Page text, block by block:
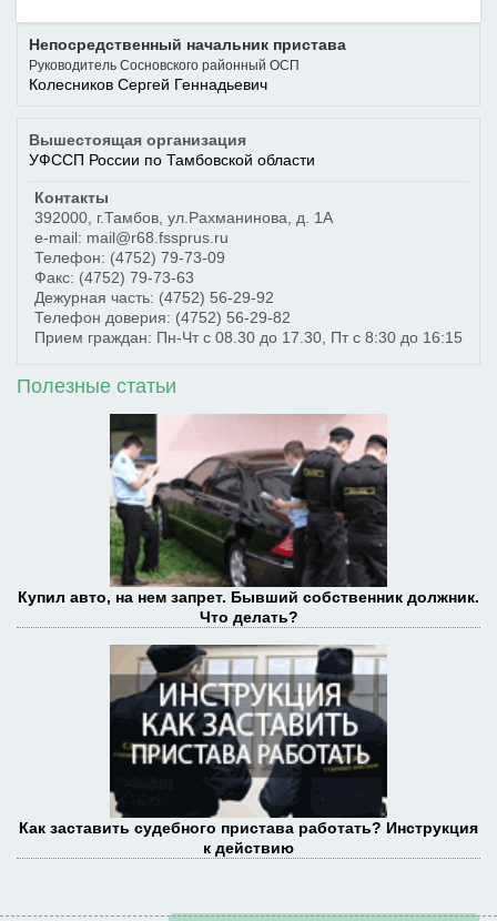
Непосредственный начальник пристава
Руководитель Сосновского районный ОСП
Колесников Сергей Геннадьевич
Вышестоящая организация
УФССП России по Тамбовской области
Контакты
392000 г.Тамбов ул.Рахманинова, д. 1А
e-mail: mail@r68.fssprus.ru
Телефон: (4752) 79-73-09
Факс: (4752) 79-73-63
Дежурная часть: (4752) 56-29-92
Телефон доверия: (4752) 56-29-82
Прием граждан: Пн-Чт с 08.30 до 17.30, Пт с 8:30 до 16:15
Полезные статьи
Купил авто, на нем запрет. Бывший собственник должник.
Что делать?
Как заставить судебного пристава работать? Инструкция
к действию